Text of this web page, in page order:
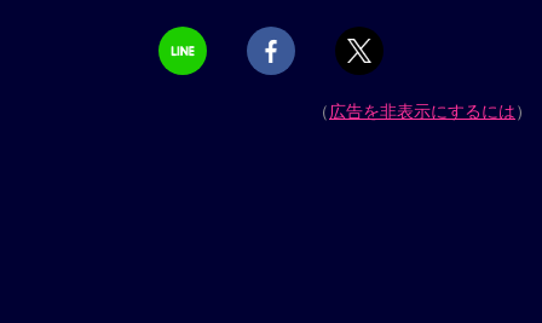
（広告を非表示にするには）